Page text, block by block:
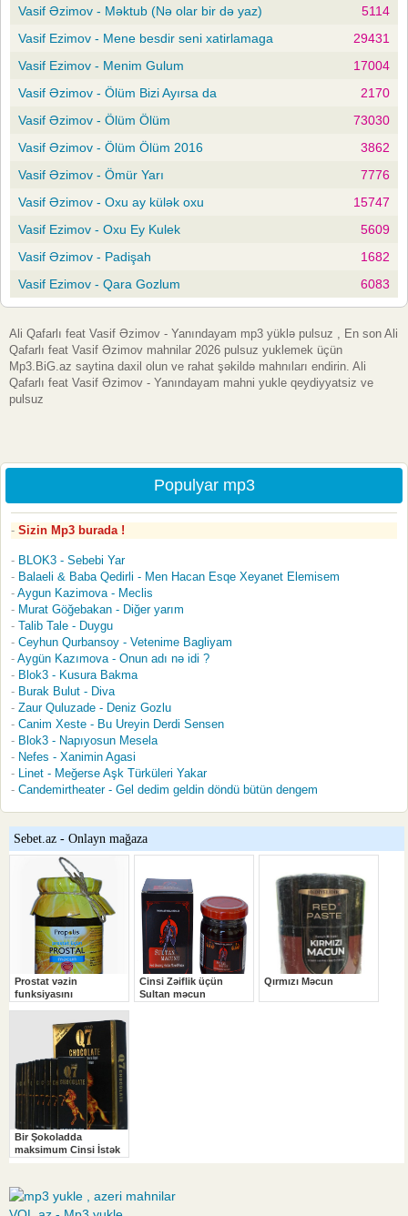
Vasif Əzimov - Məktub (Nə olar bir də yaz)
5114
Vasif Ezimov - Mene besdir seni xatirlamaga
29431
Vasif Ezimov - Menim Gulum
17004
Vasif Əzimov - Ölüm Bizi Ayırsa da
2170
Vasif Əzimov - Ölüm Ölüm
73030
Vasif Əzimov - Ölüm Ölüm 2016
3862
Vasif Əzimov - Ömür Yarı
7776
Vasif Əzimov - Oxu ay külək oxu
15747
Vasif Ezimov - Oxu Ey Kulek
5609
Vasif Əzimov - Padişah
1682
Vasif Ezimov - Qara Gozlum
6083
Ali Qafarlı feat Vasif Əzimov - Yanındayam mp3 yüklə pulsuz , En son Ali
Qafarlı feat Vasif Əzimov mahnilar 2026 pulsuz yuklemek üçün
Mp3.BiG.az saytina daxil olun ve rahat şəkildə mahnıları endirin. Ali
Qafarlı feat Vasif Əzimov - Yanındayam mahni yukle qeydiyyatsiz ve
pulsuz
Populyar mp3
Sizin Mp3 burada !
BLOK3 - Sebebi Yar
Balaeli & Baba Qedirli - Men Hacan Esqe Xeyanet Elemisem
Aygun Kazimova - Meclis
Murat Göğebakan - Diğer yarım
Talib Tale - Duygu
Ceyhun Qurbansoy - Vetenime Bagliyam
Aygün Kazımova - Onun adı nə idi ?
Blok3 - Kusura Bakma
Burak Bulut - Diva
Zaur Quluzade - Deniz Gozlu
Canim Xeste - Bu Ureyin Derdi Sensen
Blok3 - Napıyosun Mesela
Nefes - Xanimin Agasi
Linet - Meğerse Aşk Türküleri Yakar
Candemirtheater - Gel dedim geldin döndü bütün dengem